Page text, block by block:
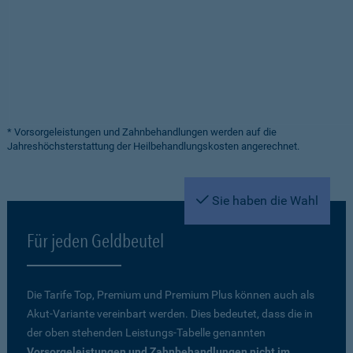
* Vorsorgeleistungen und Zahnbehandlungen werden auf die
Jahreshöchsterstattung der Heilbehandlungskosten angerechnet.
Sie haben die Wahl
Für jeden Geldbeutel
Die Tarife Top, Premium und Premium Plus können auch als
Akut-Variante vereinbart werden. Dies bedeutet, dass die in
der oben stehenden Leistungs-Tabelle genannten